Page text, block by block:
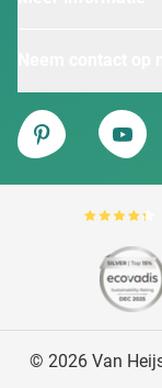
Van Heijster
Pinterest
© 2026 Van